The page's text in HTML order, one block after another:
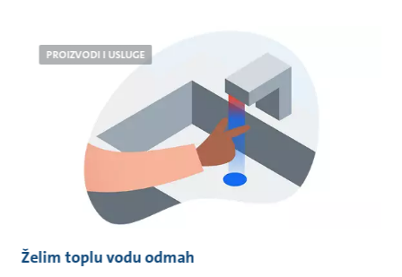
PROIZVODI I USLUGE
Želim toplu vodu odmah